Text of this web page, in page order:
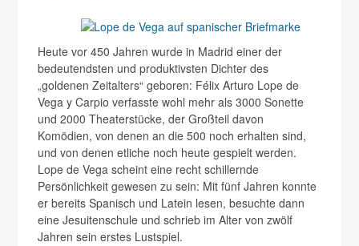
Heute vor 450 Jahren wurde in Madrid einer der
bedeutendsten und produktivsten Dichter des
„goldenen Zeitalters“ geboren: Félix Arturo Lope de
Vega y Carpio verfasste wohl mehr als 3000 Sonette
und 2000 Theaterstücke, der Großteil davon
Komödien, von denen an die 500 noch erhalten sind,
und von denen etliche noch heute gespielt werden.
Lope de Vega scheint eine recht schillernde
Persönlichkeit gewesen zu sein: Mit fünf Jahren konnte
er bereits Spanisch und Latein lesen, besuchte dann
eine Jesuitenschule und schrieb im Alter von zwölf
Jahren sein erstes Lustspiel.